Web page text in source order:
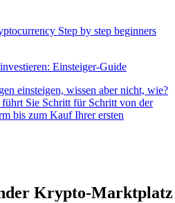
Einsteiger-Guide
einsteigen, wissen aber nicht, wie?
Sie Schritt für Schritt von der
bis zum Kauf Ihrer ersten
Krypto-Marktplatz